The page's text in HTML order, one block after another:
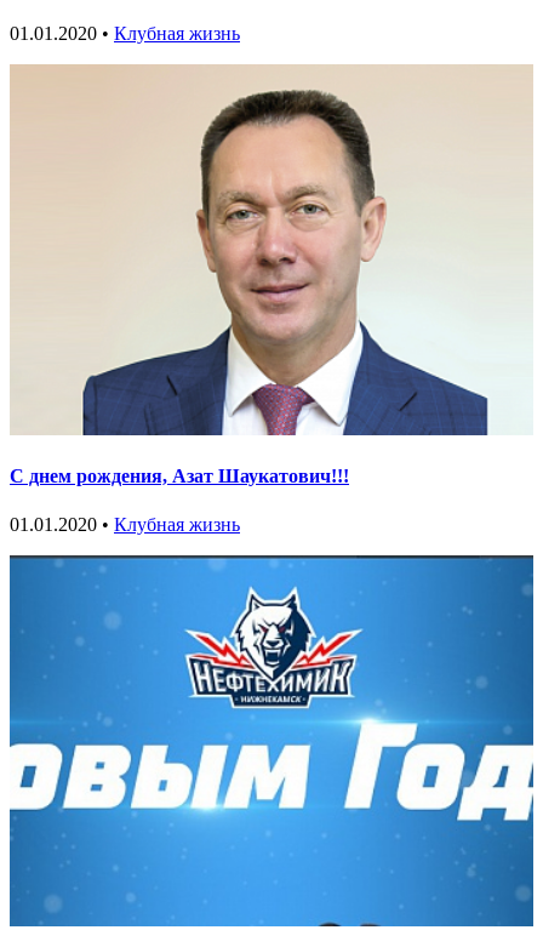
01.01.2020 • Клубная жизнь
С днем рождения, Азат Шаукатович!!!
01.01.2020 • Клубная жизнь